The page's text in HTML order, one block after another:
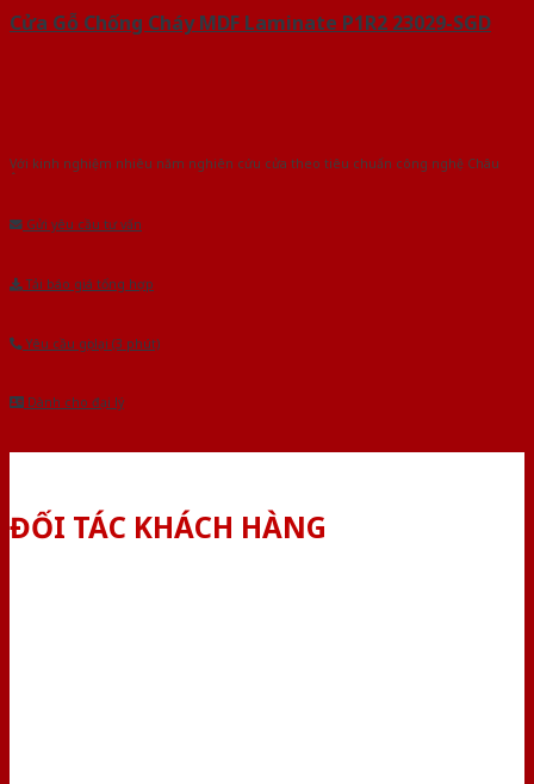
Cửa Gỗ Chống Cháy MDF Laminate P1R2 23029-SGD
Với kinh nghiệm nhiêu năm nghiên cứu cửa theo tiêu chuẩn công nghệ Châu
Gửi yêu cầu tư vấn
Tải báo giá tổng hợp
Yêu cầu gọi lại (3 phút)
Dành cho đại lý
ĐỐI TÁC KHÁCH HÀNG